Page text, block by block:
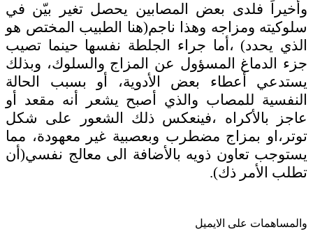
وأخيراً فلدى بعض المصابين يحصل تغير بيّن في
سلوكيته ومزاجه وهذا ناجم(هنا الطبيب المختص هو
الذي يحدد) ،أما جراء الجلطة نفسها حينما تصيب
جزء الدماغ المسؤول عن المزاج والسلوك، وبذلك
يستدعي أعطاء بعض الأدوية، أو بسبب الحالة
النفسية للمصاب والذي أصبح يشعر أنه مقعد أو
عاجز بالأكراه ،فينعكس ذلك الشعور على شكل
توتر،او بمزاج مضطرب وبعصبية غير معهودة، مما
يستوجب تعاون ذويه بالأضافة الى معالج نفسي(أن
تطلب الأمر ذك).
والمساهمات علی الایمیل